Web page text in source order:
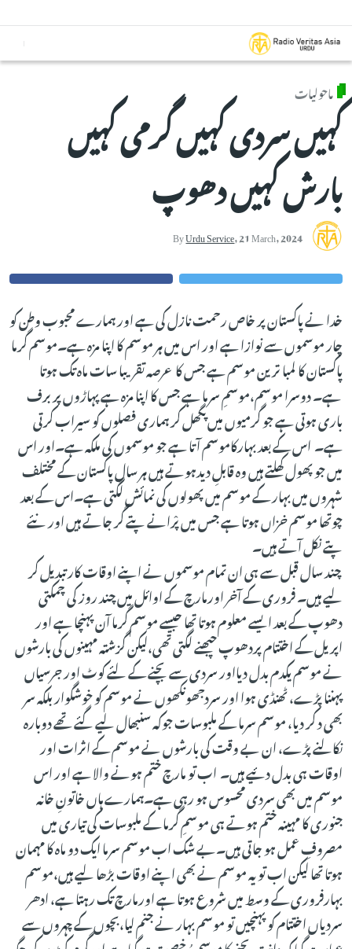
ماحولیات
کہیں سردی کہیں گرمی کہیں
بارش کہیں دھوپ
ByUrdu Service,21 March, 2024
خدا نے پاکستان پر خاص رحمت نازل کی ہے اور ہمارے محبوب وطن کو
چار موسموں سے نوازا ہے اور اس میں ہر موسم کا اپنا مزہ ہے۔موسم گرما
پاکستان کا لمبا ترین موسم ہے جس کا عرصہ تقریبا سات ماہ تک ہوتا
ہے۔ دوسرا موسم،موسمِ سرما ہے جس کا اپنا مزہ ہے پہاڑوں پر برف
باری ہوتی ہے جو گرمیوں میں پگھل کر ہماری فصلوں کو سیراب کرتی
ہے۔ اس کے بعد بہارکاموسم آتا ہے جو موسموں کی ملکہ ہے۔اور اس
میں جو پھول کھلتے ہیں وہ قابلِ دیدہوتے ہیں ہر سال پاکستان کے مختلف
شہروں میں بہار کے موسم میں پھولوں کی نمائش لگتی ہے۔اس کے بعد
چوتھا موسم خزاں ہوتا ہے جس میں پْرانے پتے گر جاتے ہیں اور نئے
پتے نکل آتے ہیں۔
چند سال قبل سے ہی ان تمام موسموں نے اپنے اوقات کار تبدیل کر
لیے ہیں۔ فروری کے آخر اورمارچ کے اوائل میں چند روز کی چمکتی
دھوپ کے بعد ایسے معلوم ہوتا تھا جیسے موسم گرما آن پہنچا ہے اور
اپریل کے اختتام پردھوپ چبھنے لگتی تھی،لیکن گزشتہ مہینوں کی بارشوں
نے موسم یکدم بدل دیااور سردی سے بچنے کے لئے کوٹ اور جرسیاں
پہننا پڑے، ٹھنڈی ہوا اور سردجھونکھوں نے موسم کو خوشگوار بلکہ سر
بھی د کر دیا، موسم سرما کے ملبوسات جوکہ سنبھال لیے گئے تھے دوبارہ
نکالنے پڑے، ان بے وقت کی بارشوں نے موسم کے اثرات اور
اوقات ہی بدل دئیے ہیں۔ اب تو مارچ ختم ہونے والا ہے اور اس
موسم میں بھی سردی محسوس ہو رہی ہے۔ہمارے ہاں خاتونِ خانہ
جنوری کا مہینہ ختم ہوتے ہی موسمِ گرما کے ملبوسات کی تیاری میں
مصروفِ عمل ہو جاتی ہیں۔بے شک اب موسم سرما ایک دو ماہ کا مہمان
ہوتا تھا لیکن اب تو یہ موسم نے بھی اپنے اوقات بڑھا لیے ہیں،موسم
بہارفروری کے وسط میں شروع ہوتا ہے اورمارچ تک رہتا ہے، ادھر
سردیاں اختتام کو پہنچیں تو موسم بہار نے جنم لیا،بچوں کے چہروں سے